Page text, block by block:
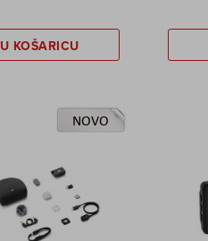
U KOŠARICU
NOVO